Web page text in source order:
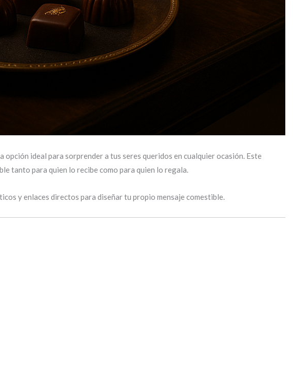
opción ideal para sorprender a tus seres queridos en cualquier ocasión. Este
tanto para quien lo recibe como para quien lo regala.
y enlaces directos para diseñar tu propio mensaje comestible.